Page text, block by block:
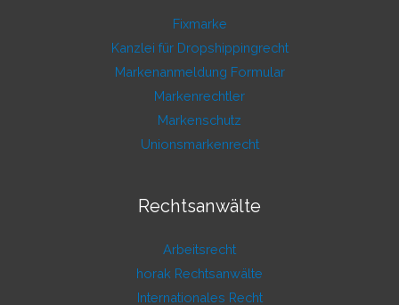
Fixmarke
Kanzlei für Dropshippingrecht
Markenanmeldung Formular
Markenrechtler
Markenschutz
Unionsmarkenrecht
Rechtsanwälte
Arbeitsrecht
horak Rechtsanwälte
Internationales Recht